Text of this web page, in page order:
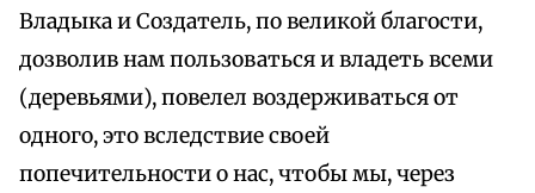
Владыка и Создатель, по великой благости,
дозволив нам пользоваться и владеть всеми
(деревьями), повелел воздерживаться от
одного, это вследствие своей
попечительности о нас, чтобы мы, через